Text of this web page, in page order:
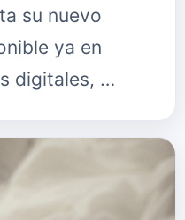
su nuevo
ya en
digitales, …